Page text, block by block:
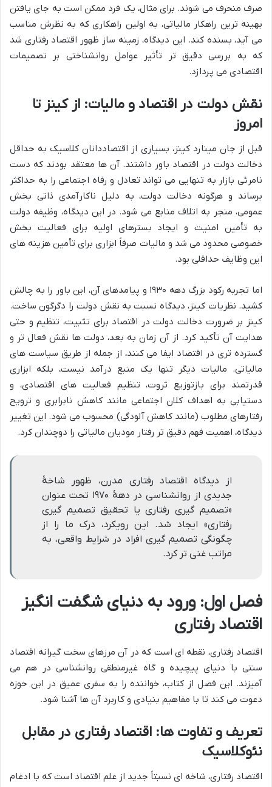
صرف منحرف می شوند. برای مثال، یک فرد ممکن است به جای یافتن
بهینه ترین راهکار مالیاتی، به اولین راهکاری که به نظرش مناسب
می آید، بسنده کند. این دیدگاه، زمینه ساز ظهور اقتصاد رفتاری شد
که به بررسی دقیق تر تأثیر عوامل روانشناختی بر تصمیمات
اقتصادی می پردازد.
نقش دولت در اقتصاد و مالیات: از کینز تا
امروز
قبل از جان مینارد کینز، بسیاری از اقتصاددانان کلاسیک به حداقل
دخالت دولت در اقتصاد باور داشتند. آن ها معتقد بودند که دست
نامرئی بازار به تنهایی می تواند تعادل و رفاه اجتماعی را به حداکثر
برساند و هرگونه دخالت دولت، به دلیل ناکارآمدی ذاتی بخش
عمومی، منجر به اتلاف منابع می شود. در این دیدگاه، وظیفه دولت
به تأمین امنیت و ایجاد بسترهای اولیه برای فعالیت بخش
خصوصی محدود می شد و مالیات صرفاً ابزاری برای تأمین هزینه های
این وظایف حداقلی بود.
اما تجربه رکود بزرگ دهه ۱۹۳۰ و پیامدهای آن، این باور را به چالش
کشید. نظریات کینز، دیدگاه نسبت به نقش دولت را دگرگون ساخت.
کینز بر ضرورت دخالت دولت در اقتصاد برای تثبیت، تنظیم و حتی
هدایت آن تأکید کرد. از آن زمان به بعد، دولت ها نقش فعال تر و
گسترده تری در اقتصاد ایفا می کنند، از جمله از طریق سیاست های
مالیاتی. مالیات دیگر تنها یک منبع درآمد نیست، بلکه ابزاری
قدرتمند برای بازتوزیع ثروت، تنظیم فعالیت های اقتصادی، و
دستیابی به اهداف کلان اجتماعی مانند کاهش نابرابری و ترویج
رفتارهای مطلوب (مانند کاهش آلودگی) محسوب می شود. این تغییر
دیدگاه، اهمیت فهم دقیق تر رفتار مودیان مالیاتی را دوچندان کرد.
از دیدگاه اقتصاد رفتاری مدرن، ظهور شاخهٔ
جدیدی از روانشناسی در دههٔ ۱۹۷۰ تحت عنوان
«تصمیم گیری رفتاری یا تحقیق تصمیم گیری
رفتاری» ایجاد شد. این رویکرد، درک ما را از
چگونگی تصمیم گیری افراد در شرایط واقعی، به
مراتب غنی تر کرد.
فصل اول: ورود به دنیای شگفت انگیز
اقتصاد رفتاری
اقتصاد رفتاری، نقطه ای است که در آن مرزهای سخت گیرانه اقتصاد
سنتی با دنیای پیچیده و گاه غیرمنطقی روانشناسی در هم می
آمیزند. این فصل از کتاب، خواننده را به سفری عمیق در این حوزه
دعوت می کند تا با مفاهیم بنیادی و کاربرد آن ها آشنا شود.
تعریف و تفاوت ها: اقتصاد رفتاری در مقابل
نئوکلاسیک
اقتصاد رفتاری، شاخه ای نسبتاً جدید از علم اقتصاد است که با ادغام